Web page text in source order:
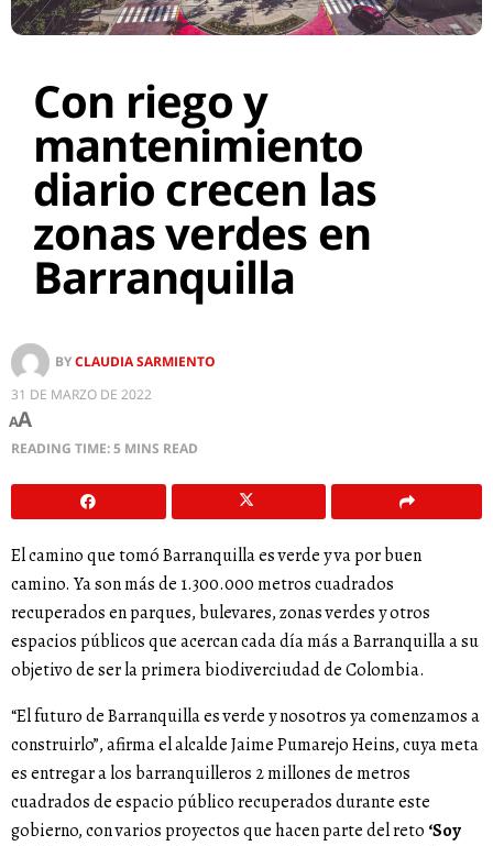
Con riego y
mantenimiento
diario crecen las
zonas verdes en
Barranquilla
BYCLAUDIA SARMIENTO
31 DE MARZO DE 2022
AA
READING TIME: 5 MINS READ
El camino que tomó Barranquilla es verde y va por buen
camino. Ya son más de 1.300.000 metros cuadrados
recuperados en parques, bulevares, zonas verdes y otros
espacios públicos que acercan cada día más a Barranquilla a su
objetivo de ser la primera biodiverciudad de Colombia.
“El futuro de Barranquilla es verde y nosotros ya comenzamos a
construirlo”, afirma el alcalde Jaime Pumarejo Heins, cuya meta
es entregar a los barranquilleros 2 millones de metros
cuadrados de espacio público recuperados durante este
gobierno, con varios proyectos que hacen parte del reto ‘Soy